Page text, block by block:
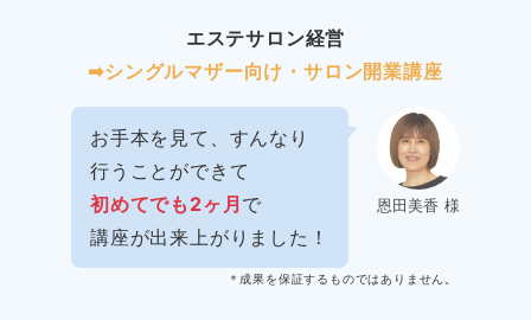
エステサロン経営
➡︎シングルマザー向け・サロン開業講座
恩田美香 様
お手本を見て、すんなり
行うことができて
初めてでも2ヶ月 で
講座が出来上がりました！
＊成果を保証するものではありません。